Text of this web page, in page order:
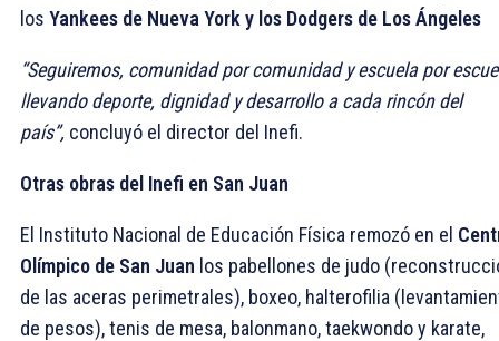
los Yankees de Nueva York y los Dodgers de Los Ángeles
“Seguiremos, comunidad por comunidad y escuela por
llevando deporte, dignidad y desarrollo a cada rincón del
país”, concluyó el director del Inefi.
Otras obras del Inefi en San Juan
El Instituto Nacional de Educación Física remozó en el
Olímpico de San Juan los pabellones de judo
de las aceras perimetrales), boxeo, halterofilia
de pesos), tenis de mesa, balonmano, taekwondo y karate,